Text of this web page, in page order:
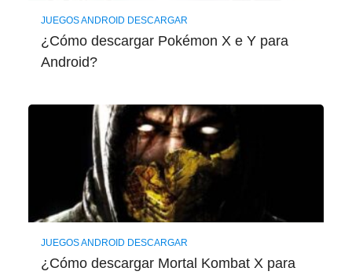
JUEGOS ANDROID DESCARGAR
¿Cómo descargar Pokémon X e Y para
Android?
JUEGOS ANDROID DESCARGAR
¿Cómo descargar Mortal Kombat X para